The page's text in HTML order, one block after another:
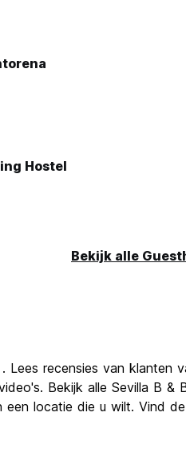
Hostel
Bekijk alle
recensies van klanten
Bekijk alle Sevilla B &
locatie die u wilt. Vind